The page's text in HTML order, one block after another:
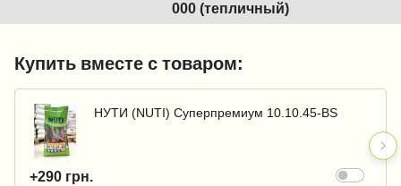
000 (тепличный)
Купить вместе с товаром:
НУТИ (NUTI) Суперпремиум 10.10.45-BS
+290 грн.